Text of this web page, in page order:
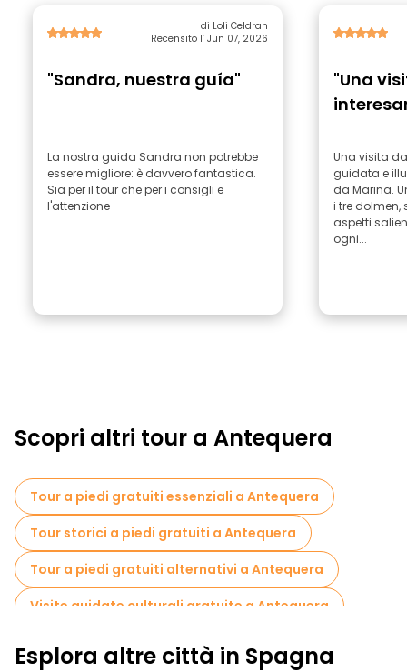
di Loli Celdran
Recensito l’ Jun 07, 2026
"Sandra, nuestra guía"
La nostra guida Sandra non potrebbe
essere migliore: è davvero fantastica.
Sia per il tour che per i consigli e
l'attenzione
"Una
Una visita
guidata e
da Marina.
i tre
aspetti
ogni...
Scopri altri tour a Antequera
Tour a piedi gratuiti essenziali a Antequera
Tour storici a piedi gratuiti a Antequera
Tour a piedi gratuiti alternativi a Antequera
Visite guidate culturali gratuite a Antequera
Tour a piedi gratuiti per famiglie a Antequera
Esplora altre città in Spagna